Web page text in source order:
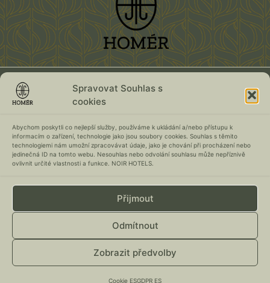
Spravovat Souhlas s
cookies
Abychom poskytli co nejlepší služby, používáme k ukládání a/nebo přístupu k
informacím o zařízení, technologie jako jsou soubory cookies. Souhlas s těmito
technologiemi nám umožní zpracovávat údaje, jako je chování při procházení nebo
jedinečná ID na tomto webu. Nesouhlas nebo odvolání souhlasu může nepříznivě
ovlivnit určité vlastnosti a funkce. NOIR HOTELS.
Přijmout
Odmítnout
Zobrazit předvolby
Cookie ESGDPR ES
REDES SOCIALES
IMPORTANTE
Reglas del Pension
Cookie (EU)
© Todos los derechos reservados 2021-2026 Noir Hotels